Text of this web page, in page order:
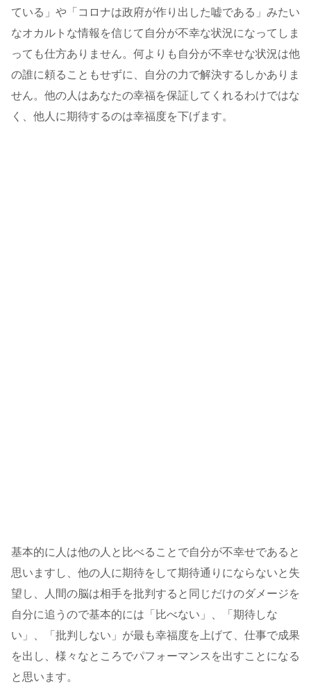
ている」や「コロナは政府が作り出した嘘である」みたい
なオカルトな情報を信じて自分が不幸な状況になってしま
っても仕方ありません。何よりも自分が不幸せな状況は他
の誰に頼ることもせずに、自分の力で解決するしかありま
せん。他の人はあなたの幸福を保証してくれるわけではな
く、他人に期待するのは幸福度を下げます。
基本的に人は他の人と比べることで自分が不幸せであると
思いますし、他の人に期待をして期待通りにならないと失
望し、人間の脳は相手を批判すると同じだけのダメージを
自分に追うので基本的には「比べない」、「期待しな
い」、「批判しない」が最も幸福度を上げて、仕事で成果
を出し、様々なところでパフォーマンスを出すことになる
と思います。